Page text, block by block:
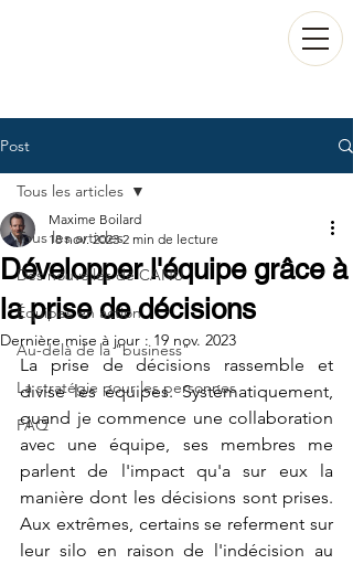
Post
Tous les articles
Des nouvelles de CANU
Équipes en action
Au-delà de la "business"
La stratégie pour les personnes
FAQ
Tous les articles
Développer l'équipe grâce à
la prise de décisions
Maxime Boilard
18 nov. 2023 2 min de lecture
Dernière mise à jour : 19 nov. 2023
La prise de décisions rassemble et
divise les équipes. Systématiquement,
quand je commence une collaboration
avec une équipe, ses membres me
parlent de l'impact qu'a sur eux la
manière dont les décisions sont prises.
Aux extrêmes, certains se referment sur
leur silo en raison de l'indécision au